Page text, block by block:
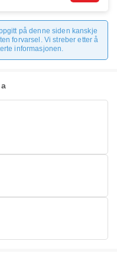
på denne siden kanskje
forvarsel. Vi streber etter å
informasjonen.